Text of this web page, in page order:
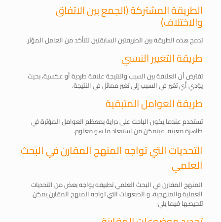
الطريقة المشتركة (الجمع بين الاتفاق
والاختلاف)
تدمج هذه الطريقة بين الطريقتين السابقتين للتأكد من العامل المؤثر.
طريقة التغيير النسبي
تفترض أن العلاقة بين السبب والنتيجة علاقة طردية أو عكسية، بحيث
يؤدي أي تغير في السبب إلى تغير مماثل في النتيجة.
طريقة العوامل المتبقية
تستخدم عندما يكون الباحث على دراية بمعظم العوامل المؤثرة في
ظاهرة معينة، فيتمكن من استبعاد ما هو معلوم.
التحديات التي تواجه المنهج المقارن في البحث
العلمي
المنهج المقارن في البحث العلمي تطبيقه يواجه بعض من التحديات
العملية والمنهجية، و الصعوبات التي تواجه المنهج المقارن يمكن
تلخيصها فيما يلي: